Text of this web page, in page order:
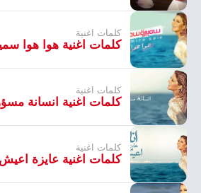
كلمات اغنية
كلمات اغنية هوا هوا
كلمات اغنية
كلمات اغنية انسانة
كلمات اغنية
كلمات اغنية عايزة